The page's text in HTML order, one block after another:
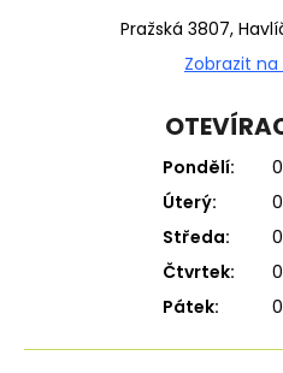
Pražská 3807,
Zobrazit
Pondělí:
Úterý:
Středa:
Čtvrtek:
Pátek: